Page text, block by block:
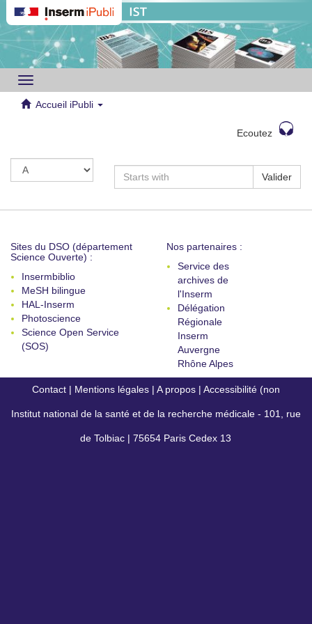
Toggle
navigation
Accueil iPubli
Ecoutez
Valider
Sites du DSO (département
Science Ouverte) :
Insermbiblio
MeSH bilingue
HAL-Inserm
Photoscience
Science Open Service
(SOS)
Nos partenaires :
Service des
archives de
l'Inserm
Délégation
Régionale
Inserm
Auvergne
Rhône Alpes
Contact | Mentions légales | A propos | Accessibilité (non
conforme)
Institut national de la santé et de la recherche médicale - 101, rue
de Tolbiac | 75654 Paris Cedex 13